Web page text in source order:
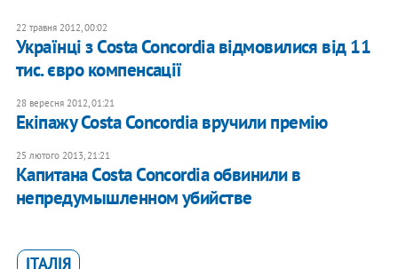
22 травня 2012, 00:02
Українці з Costa Concordia відмовилися від 11
тис. євро компенсації
28 вересня 2012, 01:21
Екіпажу Costa Concordia вручили премію
25 лютого 2013, 21:21
Капитана Costa Concordia обвинили в
непредумышленном убийстве
ІТАЛІЯ